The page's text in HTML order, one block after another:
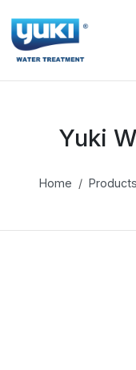
Yuki
Home Products